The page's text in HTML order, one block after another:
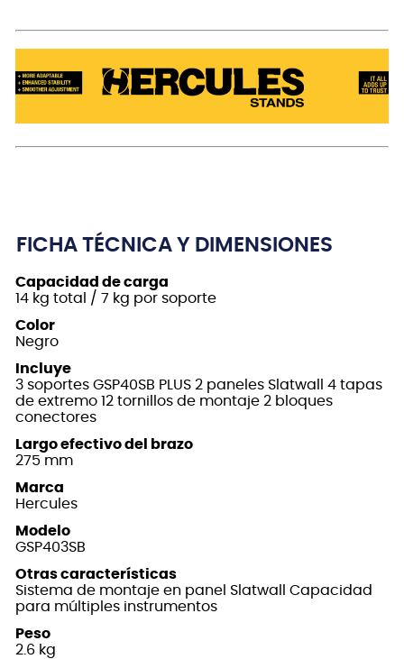
FICHA TÉCNICA Y DIMENSIONES
Capacidad de carga
14 kg total / 7 kg por soporte
Color
Negro
Incluye
3 soportes GSP40SB PLUS 2 paneles Slatwall 4 tapas
de extremo 12 tornillos de montaje 2 bloques
conectores
Largo efectivo del brazo
275 mm
Marca
Hercules
Modelo
GSP403SB
Otras características
Sistema de montaje en panel Slatwall Capacidad
para múltiples instrumentos
Peso
2.6 kg